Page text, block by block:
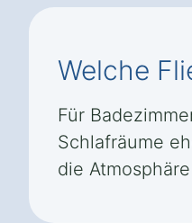
Welche
Für
Schlafräume
die